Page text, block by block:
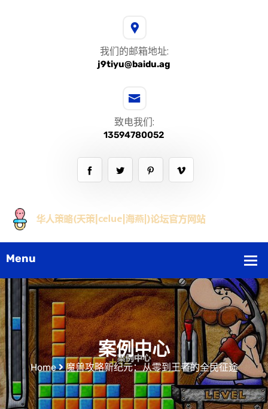
我们的邮箱地址:
j9tiyu@baidu.ag
致电我们:
13594780052
案例中心
Home 魔兽攻略新纪元：从零到王者的全民征途